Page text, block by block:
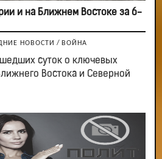
и на Ближнем Востоке за 6-
НОВОСТИ / ВОЙНА
суток о ключевых
Востока и Северной